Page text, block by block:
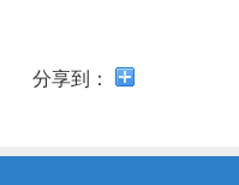
分享到：